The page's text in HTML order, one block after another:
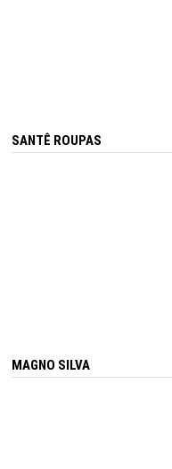
SANTÊ ROUPAS
MAGNO SILVA